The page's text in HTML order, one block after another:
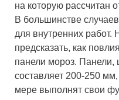
на которую рассчитан
В большинстве
для внутренних работ.
предсказать, как
панели мороз. Панели,
составляет 200-250
мере выполнят свои